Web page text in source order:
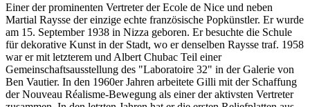
Einer der prominenten Vertreter der Ecole de Nice und neben
Martial Raysse der einzige echte französische Popkünstler. Er wurde
am 15. September 1938 in Nizza geboren. Er besuchte die Schule
für dekorative Kunst in der Stadt, wo er denselben Raysse traf. 1958
war er mit letzterem und Albert Chubac Teil einer
Gemeinschaftsausstellung des "Laboratoire 32" in der Galerie von
Ben Vautier. In den 1960er Jahren arbeitete Gilli mit der Schaffung
der Nouveau Réalisme-Bewegung als einer der aktivsten Vertreter